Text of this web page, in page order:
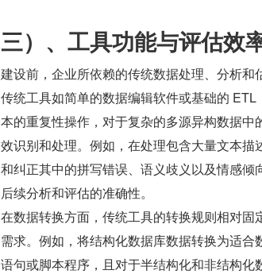
三）、工具功能与评估效
建设前，企业所依赖的传统数据处理、分析和
传统工具如简单的数据编辑软件或基础的
本的重复性操作，对于复杂的多源异构数据
效识别和处理。例如，在处理包含大量文本
和纠正其中的拼写错误、语义歧义以及情感
后续分析和评估的准确性。
在数据转换方面，传统工具的转换规则相对
需求。例如，将结构化数据库数据转换为适
语句或脚本程序，且对于半结构化和非结构